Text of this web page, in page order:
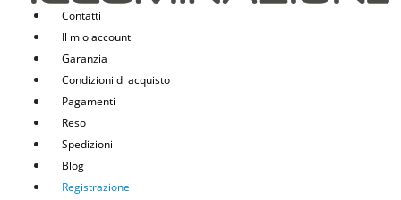
Contatti
Il mio account
Garanzia
Condizioni di acquisto
Pagamenti
Reso
Spedizioni
Blog
Registrazione